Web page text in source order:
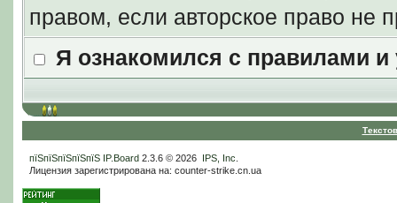
правом, если авторское право
Я ознакомился с правилами
пїЅпїЅпїЅпїЅпїЅ IP.Board2.3.6 © 2026 IPS, Inc
Лицензия зарегистрирована на: counter-strike.cn.ua